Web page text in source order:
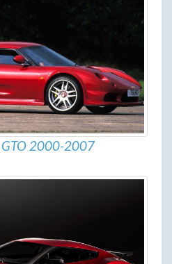
2000-2007